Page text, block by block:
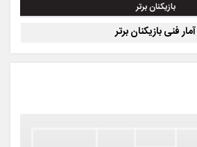
بازیکنان برتر
آمار فنی بازیکنان برتر